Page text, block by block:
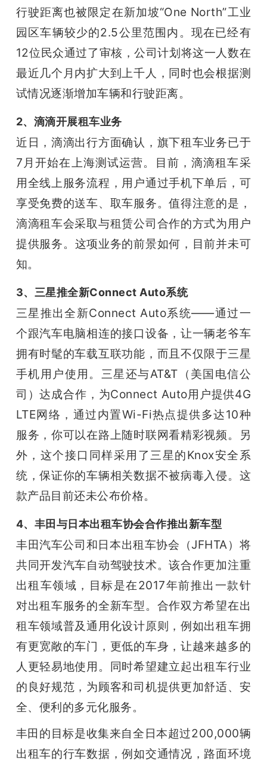
行驶距离也被限定在新加坡“One North”工业
园区车辆较少的2.5公里范围内。 现在已经有
12位民众通过了审核，公司计划将这一人数在
最近几个月内扩大到上千人，同时也会根据测
试情况逐渐增加车辆和行驶距离。
2、滴滴开展租车业务
近日，滴滴出行方面确认，旗下租车业务已于
7月开始在上海测试运营。 目前，滴滴租车采
用全线上服务流程，用户通过手机下单后，可
享受免费的送车、取车服务。值得注意的是，
滴滴租车会采取与租赁公司合作的方式为用户
提供服务。 这项业务的前景如何，目前并未可
知。
3、三星推全新Connect Auto系统
三星推出全新Connect Auto系统——通过一
个跟汽车电脑相连的接口设备，让一辆老爷车
拥有时髦的车载互联功能， 而且不仅限于三星
手机用户使用。 三星还与AT&T（美国电信公
司）达成合作，为Connect Auto用户提供4G
LTE网络，通过内置Wi-Fi热点提供多达10种
服务，你可以在路上随时联网看精彩视频。
另
外，这个接口同样采用了三星的Knox安全系
统，保证你的车辆相关数据不被病毒入侵。 这
款产品目前还未公布价格。
4、丰田与日本出租车协会合作推出新车型
丰田汽车公司和日本出租车协会（JFHTA）将
共同开发汽车自动驾驶技术。该合作更加注重
出租车领域，目标是在2017年前推出一款针
对出租车服务的全新车型。 合作双方希望在出
租车领域普及通用化设计原则，例如出租车拥
有更宽敞的车门，更低的车身，让越来越多的
人更轻易地使用。同时希望建立起出租车行业
的良好规范， 为顾客和司机提供更加舒适、安
全、便利的多元化服务。
丰田的目标是收集来自全日本超过200,000辆
出租车的行车数据，例如交通情况，路面环境